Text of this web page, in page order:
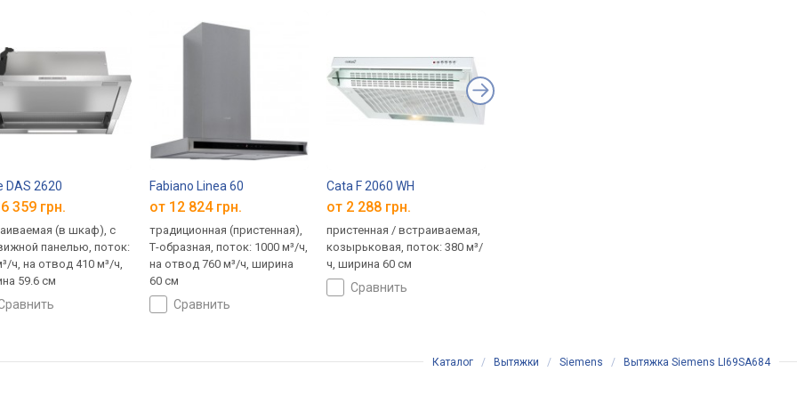
DAS 2620
359 грн.
(в шкаф), с
панелью, поток:
ч, на отвод 410 м³/ч,
59.6 см
сравнить
Fabiano Linea 60
от 12 824 грн.
традиционная (пристенная),
Т-образная, поток: 1000 м³/ч,
на отвод 760 м³/ч, ширина
60 см
сравнить
Cata F 2060 WH
от 2 288 грн.
пристенная / встраиваемая,
козырьковая, поток: 380 м³/
ч, ширина 60 см
сравнить
Каталог / Вытяжки / Siemens / Вытяжка Siemens LI69SA684